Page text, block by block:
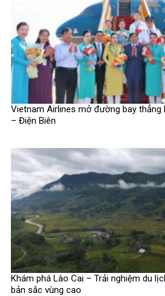
Vietnam Airlines mở đường bay thẳng
– Điện Biên
Khám phá Lào Cai – Trải nghiệm du
bản sắc vùng cao